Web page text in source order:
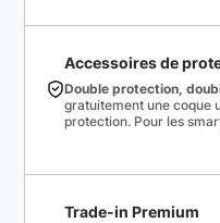
Accessoires de
Double protection,
gratuitement une coque
protection. Pour les
Trade-in Premium